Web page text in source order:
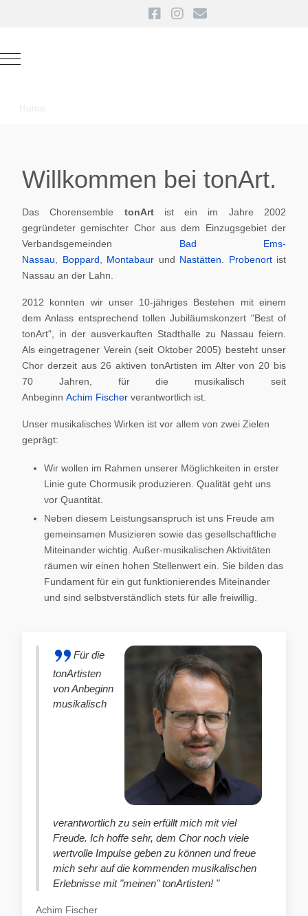
Mobile Menu Toggle
Home
Willkommen bei tonArt.
Das Chorensemble tonArt ist ein im Jahre 2002
gegründeter gemischter Chor aus dem Einzugsgebiet der
Verbandsgemeinden Bad Ems-
Nassau
Boppard Montabaur und Nastätten Probenortist
Nassau an der Lahn.
2012 konnten wir unser 10-jähriges Bestehen mit einem
dem Anlass entsprechend tollen Jubiläumskonzert "Best of
tonArt", in der ausverkauften Stadthalle zu Nassau feiern.
Als eingetragener Verein (seit Oktober 2005) besteht unser
Chor derzeit aus 26 aktiven tonArtisten im Alter von 20 bis
70 Jahren, für die musikalisch seit
Anbeginn Achim Fischer verantwortlich ist.
Unser musikalisches Wirken ist vor allem von zwei Zielen
geprägt:
Wir wollen im Rahmen unserer Möglichkeiten in erster
Linie gute Chormusik produzieren. Qualität geht uns
vor Quantität.
Neben diesem Leistungsanspruch ist uns Freude am
gemeinsamen Musizieren sowie das gesellschaftliche
Miteinander wichtig. Außer-musikalischen Aktivitäten
räumen wir einen hohen Stellenwert ein. Sie bilden das
Fundament für ein gut funktionierendes Miteinander
und sind selbstverständlich stets für alle freiwillig.
Für die
tonArtisten
von Anbeginn
musikalisch
verantwortlich zu sein erfüllt mich mit viel
Freude. Ich hoffe sehr, dem Chor noch viele
wertvolle Impulse geben zu können und freue
mich sehr auf die kommenden musikalischen
Erlebnisse mit "meinen" tonArtisten! "
Achim Fischer